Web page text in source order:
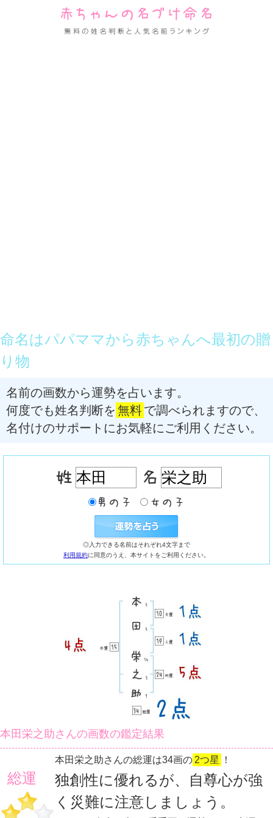
命名はパパママから赤ちゃんへ最初の贈
り物
名前の画数から運勢を占います。
何度でも姓名判断を 無料で調べられますので、
名付けのサポートにお気軽にご利用ください。
◎入力できる名前はそれぞれ4文字まで
利用規約に同意のうえ、本サイトをご利用ください。
本田栄之助さんの画数の鑑定結果
総運
本田栄之助さんの総運は34画の 2つ星 ！
独創性に優れるが、自尊心が強
く災難に注意しましょう。